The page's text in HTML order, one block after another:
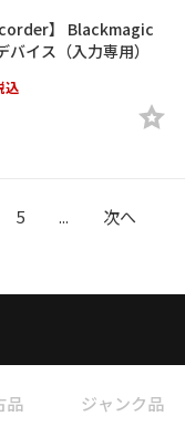
】 Blackmagic
イス（入力専用）
込
5 ...
次へ
品 ジャンク品